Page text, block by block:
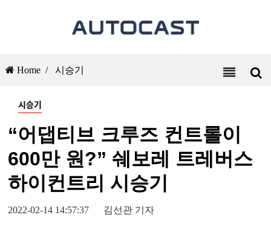
Home / 시승기
시승기
“어댑티브 크루즈 컨트롤이
600만 원?” 쉐보레 트레버스
하이컨트리 시승기
2022-02-14 14:57:37 김선관 기자